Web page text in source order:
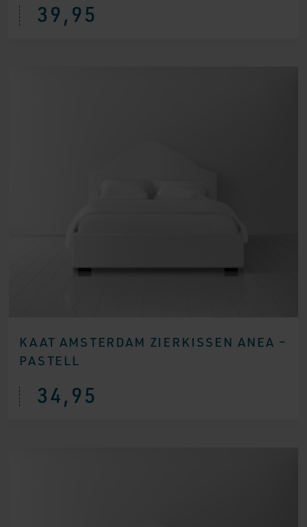
39,95
KAAT AMSTERDAM ZIERKISSEN ANEA –
PASTELL
34,95